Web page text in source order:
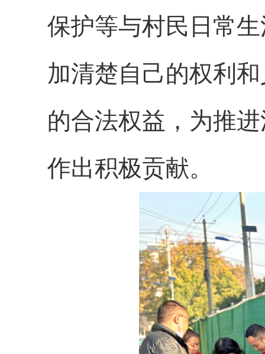
保护等与村民 日常
加清楚自己的权利
的合法权益，为推
作出积极贡献。